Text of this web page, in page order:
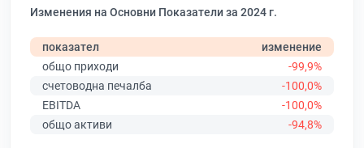
Изменения на Основни Показатели за 2024 г.
показател
изменение
общо приходи
-99,9%
счетоводна печалба
-100,0%
EBITDA
-100,0%
общо активи
-94,8%